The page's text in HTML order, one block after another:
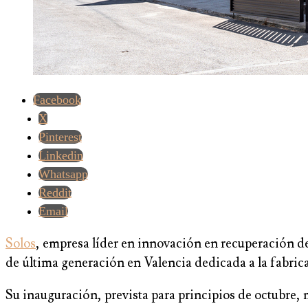
Facebook
X
Pinterest
Linkedin
Whatsapp
Reddit
Email
Solos, empresa líder en innovación en recuperación
de última generación en Valencia dedicada a la
Su inauguración, prevista para principios de octubre,